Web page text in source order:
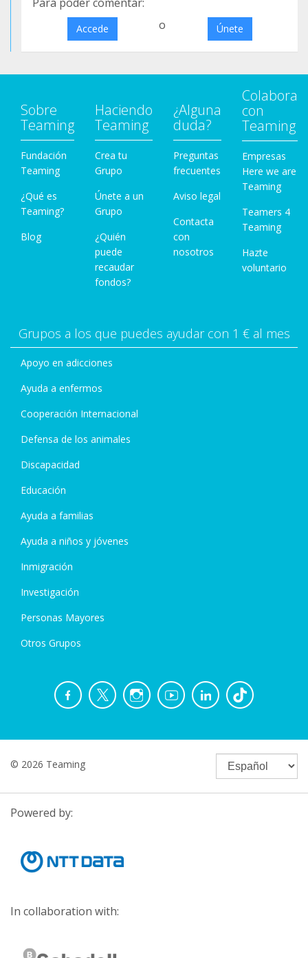
Accede o Únete
Sobre
Teaming
Fundación
Teaming
¿Qué es
Teaming?
Blog
Haciendo
Teaming
Crea tu
Grupo
Únete a un
Grupo
¿Quién
puede
recaudar
fondos?
¿Alguna
duda?
Preguntas
frecuentes
Aviso legal
Contacta
con
nosotros
Colabora
con
Teaming
Empresas
Here we are
Teaming
Teamers 4
Teaming
Hazte
voluntario
Grupos a los que puedes ayudar con 1 € al mes
Apoyo en adicciones
Ayuda a enfermos
Cooperación Internacional
Defensa de los animales
Discapacidad
Educación
Ayuda a familias
Ayuda a niños y jóvenes
Inmigración
Investigación
Personas Mayores
Otros Grupos
© 2026 Teaming
Powered by:
In collaboration with: